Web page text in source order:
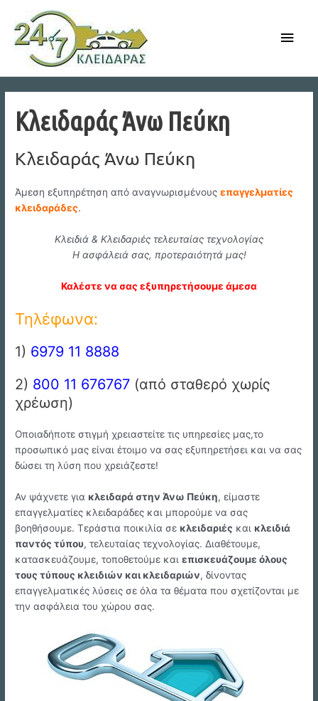
content
Main
Κλειδαράς Άνω Πεύκη
Κλειδαράς Άνω Πεύκη
Άμεση εξυπηρέτηση από αναγνωρισμένουςεπαγγελματίες
κλειδαράδες.
Κλειδιά & Κλειδαριές τελευταίας τεχνολογίας
Η ασφάλειά σας, προτεραιότητά μας!
Καλέστε να σας εξυπηρετήσουμε άμεσα
Τηλέφωνα:
1) 6979 11 8888
2) 800 11 676767 (από σταθερό χωρίς
χρέωση)
Οποιαδήποτε στιγμή χρειαστείτε τις υπηρεσίες μας,το
προσωπικό μας είναι έτοιμο να σας εξυπηρετήσει και να σας
δώσει τη λύση που χρειάζεστε!
Αν ψάχνετε για κλειδαρά στην Άνω Πεύκη, είμαστε
επαγγελματίες κλειδαράδες και μπορούμε να σας
βοηθήσουμε. Τεράστια ποικιλία σε κλειδαριές και κλειδιά
παντός τύπου, τελευταίας τεχνολογίας. Διαθέτουμε,
κατασκευάζουμε, τοποθετούμε καιεπισκευάζουμε όλους
τους τύπους κλειδιών και κλειδαριών, δίνοντας
επαγγελματικές λύσεις σε όλα τα θέματα που σχετίζονται με
την ασφάλεια του χώρου σας.